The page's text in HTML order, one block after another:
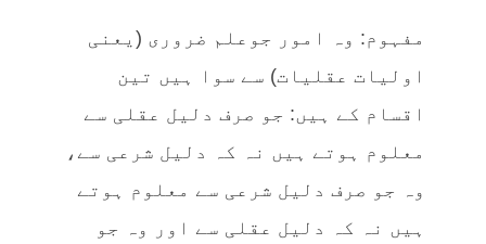
مفہوم: وہ امور جوعلم ضروری (یعنی
اولیات عقلیات) سے سوا ہیں تین
اقسام کے ہیں: جو صرف دلیل عقلی سے
معلوم ہوتے ہیں نہ کہ دلیل شرعی سے،
وہ جو صرف دلیل شرعی سے معلوم ہوتے
ہیں نہ کہ دلیل عقلی سے اور وہ جو